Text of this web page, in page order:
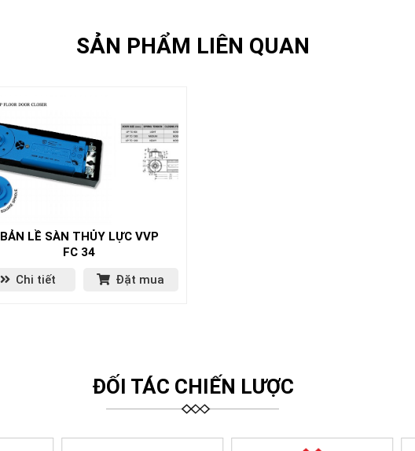
SẢN PHẨM LIÊN QUAN
BẢN LỀ SÀN THỦY LỰC VVP
FC 34
Chi tiết
Đặt mua
ĐỐI TÁC CHIẾN LƯỢC